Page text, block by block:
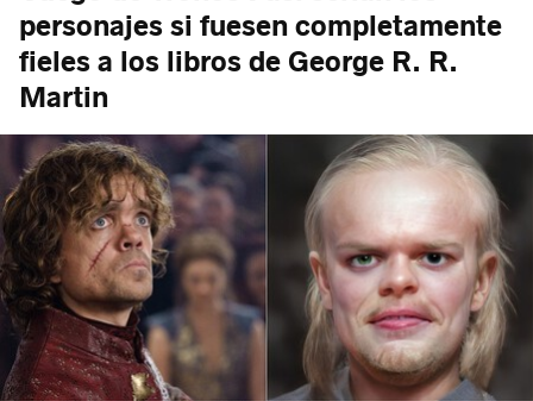
personajes si fuesen completamente
fieles a los libros de George R. R.
Martin